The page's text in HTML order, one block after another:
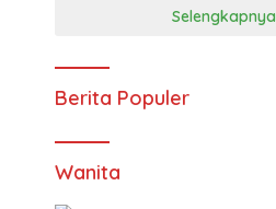
Selengkapnya
Berita Populer
Wanita